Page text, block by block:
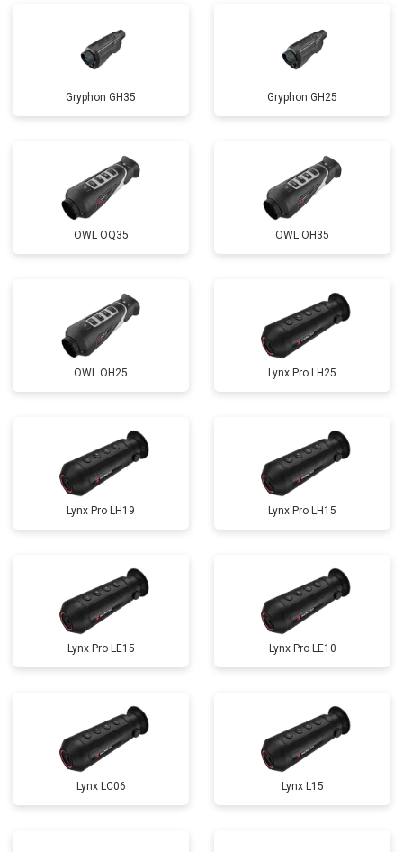
Gryphon GH35 Gryphon GH25
OWL OQ35 OWL OH35
OWL OH25 Lynx Pro LH25
Lynx Pro LH19 Lynx Pro LH15
Lynx Pro LE15 Lynx Pro LE10
Lynx LC06 Lynx L15